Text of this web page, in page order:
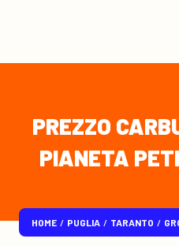
PREZZO
PIANETA
HOME / PUGLIA / TARANTO /